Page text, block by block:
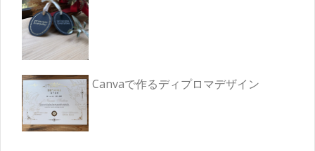
Canvaで作るディプロマデザイン